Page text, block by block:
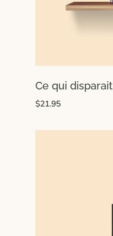
Ce qui disparait
$21.95